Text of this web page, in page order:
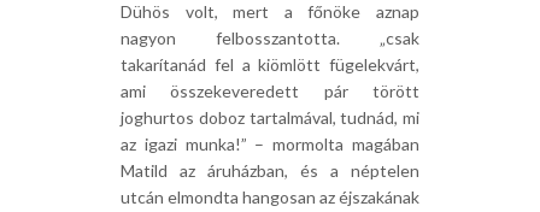
Dühös volt, mert a főnöke aznap
nagyon felbosszantotta. „csak
takarítanád fel a kiömlött fügelekvárt,
ami összekeveredett pár törött
joghurtos doboz tartalmával, tudnád, mi
az igazi munka!” – mormolta magában
Matild az áruházban, és a néptelen
utcán elmondta hangosan az éjszakának